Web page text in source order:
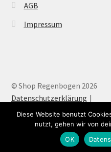
AGB
Impressum
© Shop Regenbogen 2026
Datenschutzerklärung
Diese Website benutzt
nutzt, gehen wir von
OK